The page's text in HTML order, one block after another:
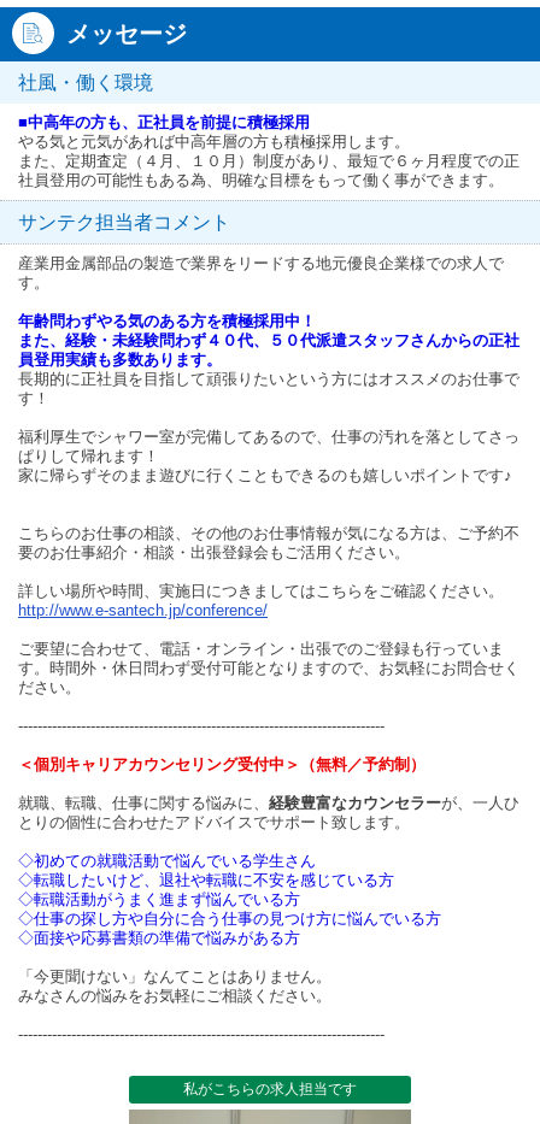
メッセージ
社風・働く環境
■中高年の方も、正社員を前提に積極採用
やる気と元気があれば中高年層の方も積極採用します。
また、定期査定（４月、１０月）制度があり、最短で６ヶ月程度での正
社員登用の可能性もある為、明確な目標をもって働く事ができます。
サンテク担当者コメント
産業用金属部品の製造で業界をリードする地元優良企業様での求人で
す。
年齢問わずやる気のある方を積極採用中！
また、経験・未経験問わず４０代、５０代派遣スタッフさんからの正社
員登用実績も多数あります。
長期的に正社員を目指して頑張りたいという方にはオススメのお仕事で
す！
福利厚生でシャワー室が完備してあるので、仕事の汚れを落としてさっ
ぱりして帰れます！
家に帰らずそのまま遊びに行くこともできるのも嬉しいポイントです♪
こちらのお仕事の相談、その他のお仕事情報が気になる方は、ご予約不
要のお仕事紹介・相談・出張登録会もご活用ください。
詳しい場所や時間、実施日につきましてはこちらをご確認ください。
http://www.e-santech.jp/conference/
ご要望に合わせて、電話・オンライン・出張でのご登録も行っていま
す。時間外・休日問わず受付可能となりますので、お気軽にお問合せく
ださい。
----------------------------------------------------------------------------
＜個別キャリアカウンセリング受付中＞（無料／予約制）
就職、転職、仕事に関する悩みに、 経験豊富なカウンセラーが、一人ひ
とりの個性に合わせたアドバイスでサポート致します。
◇初めての就職活動で悩んでいる学生さん
◇転職したいけど、退社や転職に不安を感じている方
◇転職活動がうまく進まず悩んでいる方
◇仕事の探し方や自分に合う仕事の見つけ方に悩んでいる方
◇面接や応募書類の準備で悩みがある方
「今更聞けない」なんてことはありません。
みなさんの悩みをお気軽にご相談ください。
----------------------------------------------------------------------------
私がこちらの求人担当です